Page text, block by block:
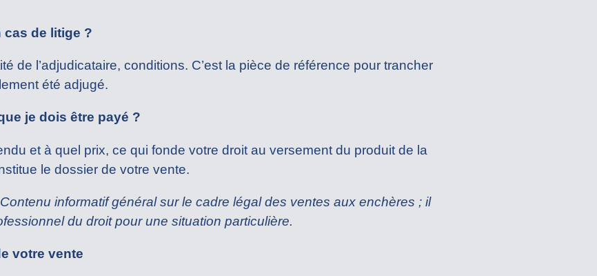
cas de litige ?
de l’adjudicataire, conditions. C’est la pièce de référence pour trancher
été adjugé.
je dois être payé ?
et à quel prix, ce qui fonde votre droit au versement du produit de la
le dossier de votre vente.
informatif général sur le cadre légal des ventes aux enchères ; il
du droit pour une situation particulière.
votre vente